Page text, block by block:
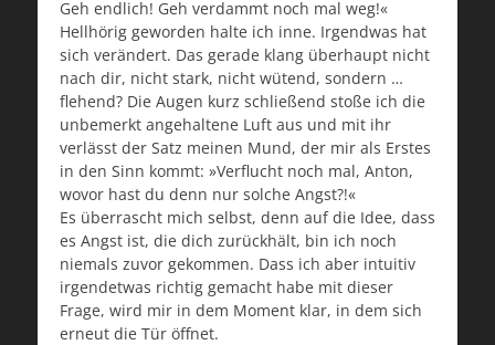
Geh endlich! Geh verdammt noch mal weg!«
Hellhörig geworden halte ich inne. Irgendwas hat
sich verändert. Das gerade klang überhaupt nicht
nach dir, nicht stark, nicht wütend, sondern …
flehend? Die Augen kurz schließend stoße ich die
unbemerkt angehaltene Luft aus und mit ihr
verlässt der Satz meinen Mund, der mir als Erstes
in den Sinn kommt: »Verflucht noch mal, Anton,
wovor hast du denn nur solche Angst?!«
Es überrascht mich selbst, denn auf die Idee, dass
es Angst ist, die dich zurückhält, bin ich noch
niemals zuvor gekommen. Dass ich aber intuitiv
irgendetwas richtig gemacht habe mit dieser
Frage, wird mir in dem Moment klar, in dem sich
erneut die Tür öffnet.